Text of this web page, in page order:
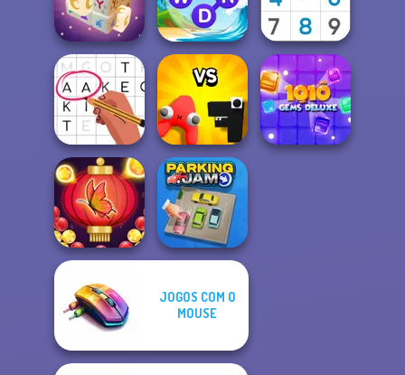
Mystic Mahjong
Word Connect
Puzzle
Sudoku Royal
Letters Match
Alphabet: Merge
And Fight
Bubble Shooter
Butterfly
JOGOS COM O
MOUSE